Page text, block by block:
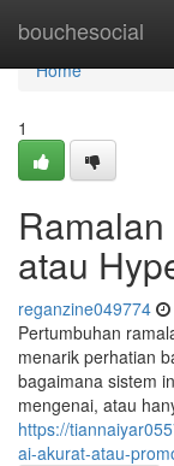
bouchesocial
Home
Home
1
atau
reganzine049774
Pertumbuhan
menarik perhatian
bagaimana sistem
mengenai, atau
https://
ai-akurat-atau-